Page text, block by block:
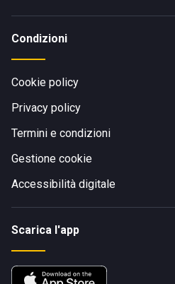
Condizioni
Cookie policy
Privacy policy
Termini e condizioni
Gestione cookie
Accessibilità digitale
Scarica l'app